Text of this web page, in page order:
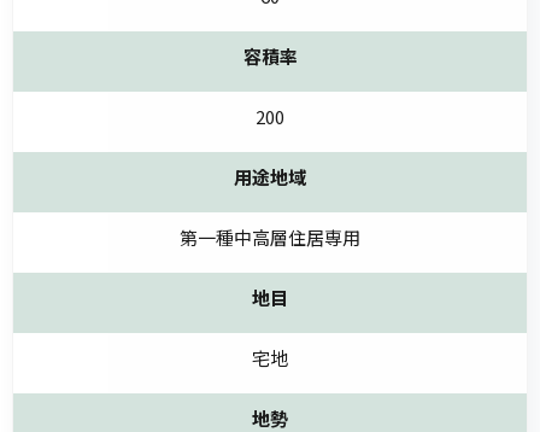
容積率
200
用途地域
第一種中高層住居専用
地目
宅地
地勢